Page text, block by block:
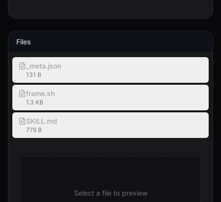
Files
_meta.json
131 B
frame.sh
1.3 KB
SKILL.md
776 B
Select a file to preview